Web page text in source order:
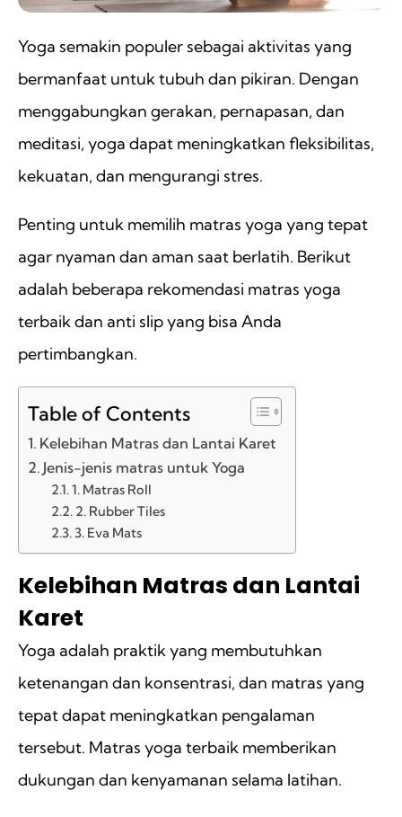
Yoga semakin populer sebagai aktivitas yang
bermanfaat untuk tubuh dan pikiran. Dengan
menggabungkan gerakan, pernapasan, dan
meditasi, yoga dapat meningkatkan fleksibilitas,
kekuatan, dan mengurangi stres.
Penting untuk memilih matras yoga yang tepat
agar nyaman dan aman saat berlatih. Berikut
adalah beberapa rekomendasi matras yoga
terbaik dan anti slip yang bisa Anda
pertimbangkan.
Table of Contents
Kelebihan Matras dan Lantai Karet
Jenis-jenis matras untuk Yoga
1. Matras Roll
2. Rubber Tiles
3. Eva Mats
Kelebihan Matras dan Lantai
Karet
Yoga adalah praktik yang membutuhkan
ketenangan dan konsentrasi, dan matras yang
tepat dapat meningkatkan pengalaman
tersebut. Matras yoga terbaik memberikan
dukungan dan kenyamanan selama latihan.